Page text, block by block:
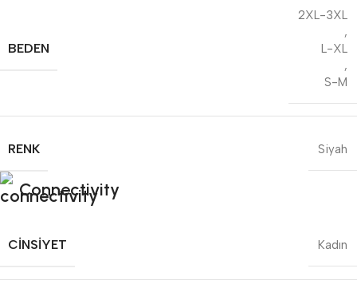
BEDEN
2XL-3XL
,
L-XL
,
S-M
RENK Siyah
Connectivity
CINSIYET Kadın